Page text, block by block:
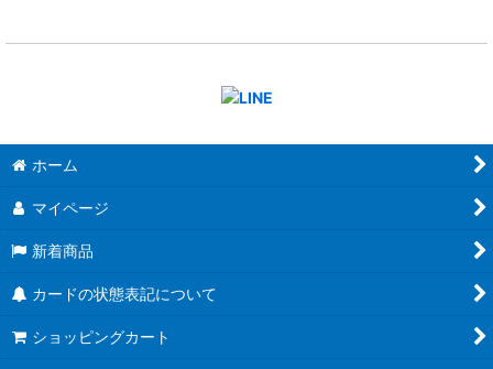
ホーム
マイページ
新着商品
カードの状態表記について
ショッピングカート